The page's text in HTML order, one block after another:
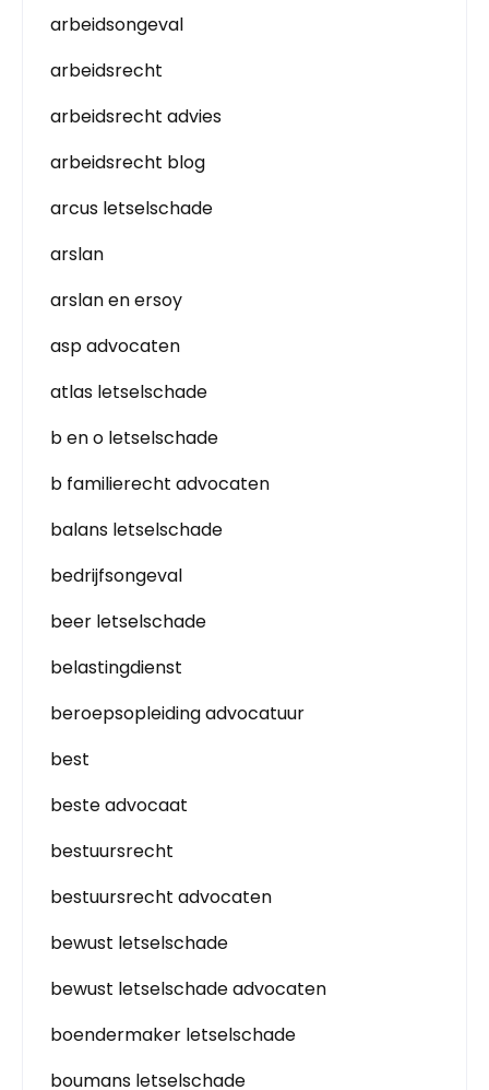
arbeidsongeval
arbeidsrecht
arbeidsrecht advies
arbeidsrecht blog
arcus letselschade
arslan
arslan en ersoy
asp advocaten
atlas letselschade
b en o letselschade
b familierecht advocaten
balans letselschade
bedrijfsongeval
beer letselschade
belastingdienst
beroepsopleiding advocatuur
best
beste advocaat
bestuursrecht
bestuursrecht advocaten
bewust letselschade
bewust letselschade advocaten
boendermaker letselschade
boumans letselschade